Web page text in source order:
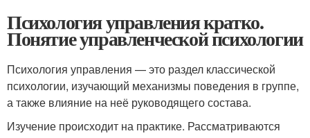
Психология управления кратко.
Понятие управленческой психологии
Психология управления — это раздел классической
психологии, изучающий механизмы поведения в группе,
а также влияние на неё руководящего состава.
Изучение происходит на практике. Рассматриваются